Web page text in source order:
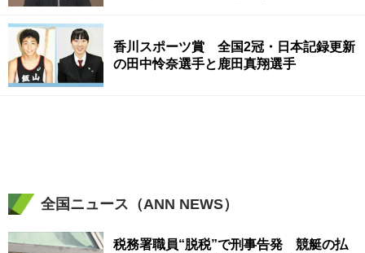
香川スポーツ賞 全国2冠・日本記録更新
の田中怜奈選手と鹿田真翔選手
全国ニュース（ANN NEWS）
税務署職員“脱税”で刑事告発 競艇の払